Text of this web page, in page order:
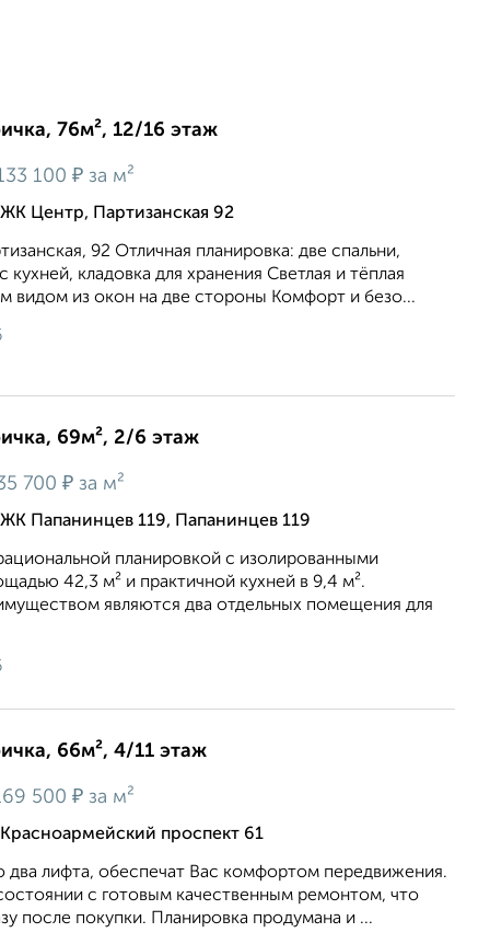
76м², 12/16 этаж
100 ₽ за м²
Центр, Партизанская 92
92 Отличная планировка: две спальни,
кухней, кладовка для хранения Светлая и тёплая
видом из окон на две стороны Комфорт и безо...
69м², 2/6 этаж
700 ₽ за м²
Папанинцев 119, Папанинцев 119
планировкой с изолированными
42,3 м² и практичной кухней в 9,4 м².
являются два отдельных помещения для
66м², 4/11 этаж
500 ₽ за м²
проспект 61
два лифта, обеспечат Вас комфортом передвижения.
с готовым качественным ремонтом, что
после покупки. Планировка продумана и ...